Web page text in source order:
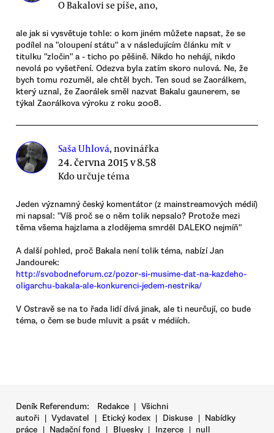
O Bakalovi se píše, ano,
ale jak si vysvětuje tohle: o kom jiném můžete napsat, že se
podílel na "oloupení státu" a v následujícím článku mít v
titulku "zločin" a - ticho po pěšině. Nikdo ho nehájí, nikdo
nevolá po vyšetření. Odezva byla zatím skoro nulová. Ne, že
bych tomu rozuměl, ale chtěl bych. Ten soud se Zaorálkem,
který uznal, že Zaorálek směl nazvat Bakalu gaunerem, se
týkal Zaorálkova výroku z roku 2008.
Saša Uhlová, novinářka
24. června 2015 v 8.58
Kdo určuje téma
Jeden významný český komentátor (z mainstreamových médií)
mi napsal: "Víš proč se o něm tolik nepsalo? Protože mezi
těma všema hajzlama a zlodějema smrděl DALEKO nejmíň"
A další pohled, proč Bakala není tolik téma, nabízí Jan
Jandourek:
http://svobodneforum.cz/pozor-si-musime-dat-na-kazdeho-
oligarchu-bakala-ale-konkurenci-jedem-nestrika/
V Ostravě se na to řada lidí dívá jinak, ale ti neurčují, co bude
téma, o čem se bude mluvit a psát v médiích.
Deník Referendum: Redakce | Všichni
autoři | Vydavatel | Etický kodex | Diskuse | Nabídky
práce | Nadační fond | Bluesky | Inzerce | null